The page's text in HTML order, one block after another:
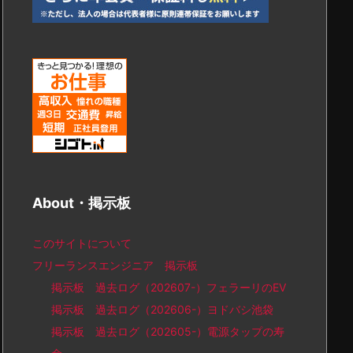
About・掲示板
このサイトについて
フリーランスエンジニア 掲示板
掲示板 過去ログ（202607-）フェラーリのEV
掲示板 過去ログ（202606-）ヨドバシ池袋
掲示板 過去ログ（202605-）電源タップの寿